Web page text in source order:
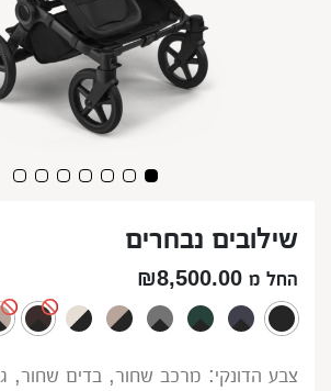
שילובים נבחרים
החל מ ₪8,500.00
צבע הדונקי: מרכב שחור, בדים שחור,